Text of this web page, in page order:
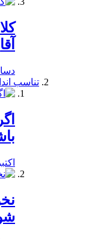
آقا
دسامبر
تناسب
اکتبر 3,